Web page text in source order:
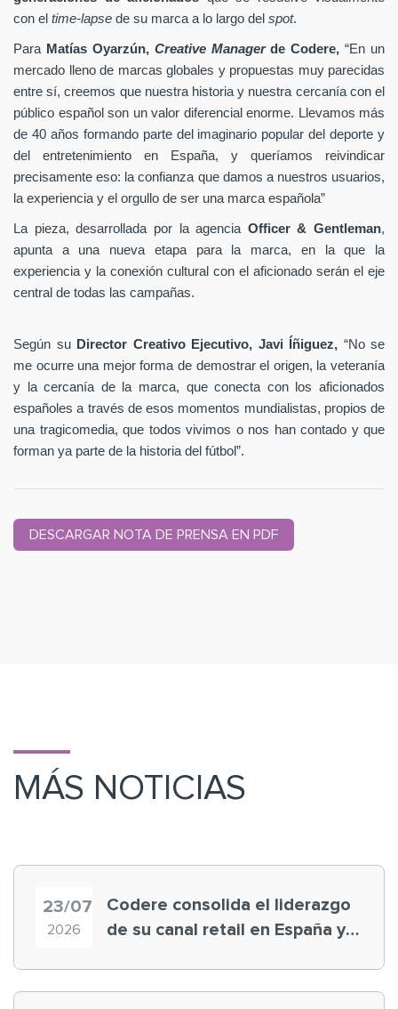
con el time-lapse de su marca a lo largo del spot.
Para Matías Oyarzún, Creative Managerde Codere,“En un
mercado lleno de marcas globales y propuestas muy parecidas
entre sí, creemos que nuestra historia y nuestra cercanía con el
público español son un valor diferencial enorme. Llevamos más
de 40 años formando parte del imaginario popular del deporte y
del entretenimiento en España, y queríamos reivindicar
precisamente eso: la confianza que damos a nuestros usuarios,
la experiencia y el orgullo de ser una marca española”
La pieza, desarrollada por la agencia Officer & Gentleman,
apunta a una nueva etapa para la marca, en la que la
experiencia y la conexión cultural con el aficionado serán el eje
central de todas las campañas.
Según su Director Creativo Ejecutivo, Javi Íñiguez, “No se
me ocurre una mejor forma de demostrar el origen, la veteranía
y la cercanía de la marca, que conecta con los aficionados
españoles a través de esos momentos mundialistas, propios de
una tragicomedia, que todos vivimos o nos han contado y que
forman ya parte de la historia del fútbol”.
DESCARGAR NOTA DE PRENSA EN PDF
MÁS NOTICIAS
23/07
2026
Codere consolida el liderazgo
de su canal retail en España y